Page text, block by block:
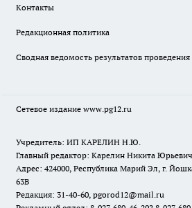
Контакты
Редакционная политика
Сводная ведомость результатов
Сетевое издание www.pg12.ru
Учредитель: ИП КАРЕЛИН Н.Ю.
Главный редактор: Карелин Никита Юрьевич
Адрес: 424000, Республика Марий Эл, г.
63В
Редакция: 31-40-60, pgorod12@mail.ru